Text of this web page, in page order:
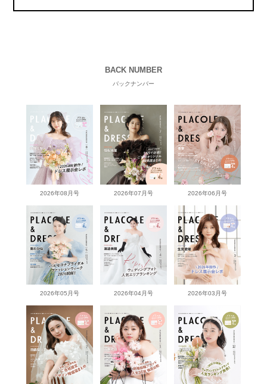
BACK NUMBER
バックナンバー
2026年08月号 2026年07月号 2026年06月号
2026年05月号 2026年04月号 2026年03月号